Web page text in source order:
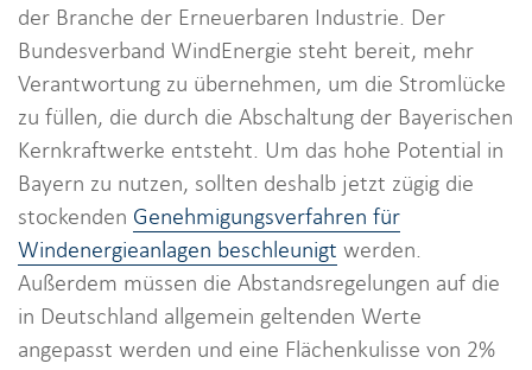
der Branche der Erneuerbaren Industrie. Der
Bundesverband WindEnergie steht bereit, mehr
Verantwortung zu übernehmen, um die Stromlücke
zu füllen, die durch die Abschaltung der Bayerischen
Kernkraftwerke entsteht. Um das hohe Potential in
Bayern zu nutzen, sollten deshalb jetzt zügig die
stockenden Genehmigungsverfahren für
Windenergieanlagen beschleunigt werden.
Außerdem müssen die Abstandsregelungen auf die
in Deutschland allgemein geltenden Werte
angepasst werden und eine Flächenkulisse von 2%